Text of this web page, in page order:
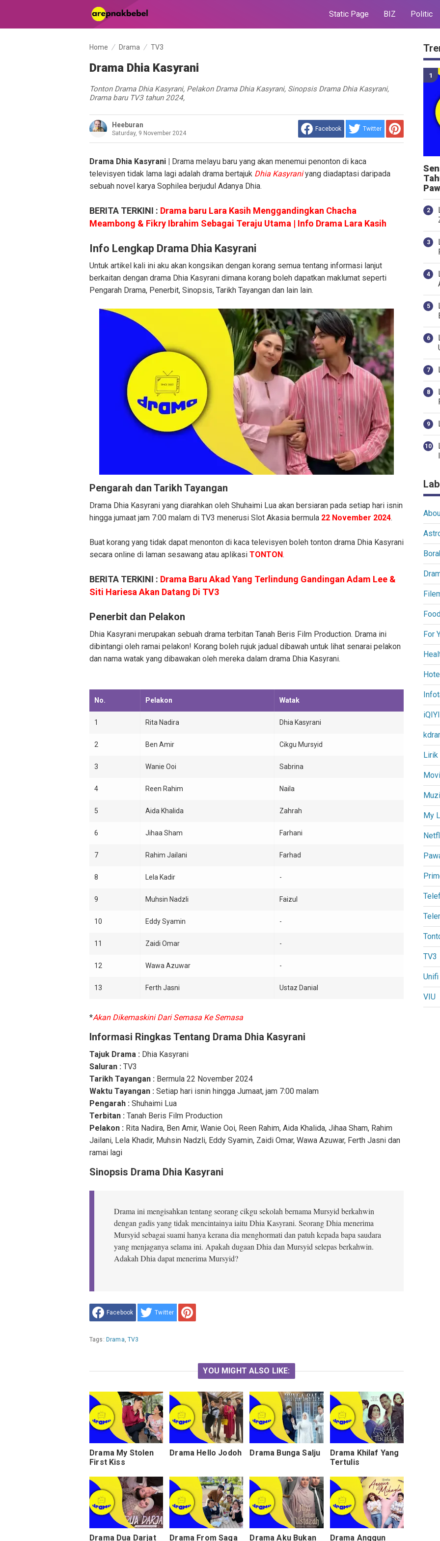
Static Page BIZ Politic
Home Drama TV3
Drama Dhia Kasyrani
Tonton Drama Dhia Kasyrani, Pelakon Drama Dhia Kasyrani, Sinopsis Drama Dhia Kasyrani,
Drama baru TV3 tahun 2024,
Heeburan
Saturday, 9 November 2024
Facebook Twitter
Drama Dhia Kasyrani | Drama melayu baru yang akan menemui penonton di kaca
televisyen tidak lama lagi adalah drama bertajuk Dhia Kasyraniyang diadaptasi daripada
sebuah novel karya Sophilea berjudul Adanya Dhia.
BERITA TERKINI : Drama baru Lara Kasih Menggandingkan Chacha
Meambong & Fikry Ibrahim Sebagai Teraju Utama | Info Drama Lara Kasih
Info Lengkap Drama Dhia Kasyrani
Untuk artikel kali ini aku akan kongsikan dengan korang semua tentang informasi lanjut
berkaitan dengan drama Dhia Kasyrani dimana korang boleh dapatkan maklumat seperti
Pengarah Drama, Penerbit, Sinopsis, Tarikh Tayangan dan lain lain.
Pengarah dan Tarikh Tayangan
Drama Dhia Kasyrani yang diarahkan oleh Shuhaimi Lua akan bersiaran pada setiap hari isnin
hingga jumaat jam 7:00 malam di TV3 menerusi Slot Akasia bermula 22 November 2024.
Buat korang yang tidak dapat menonton di kaca televisyen boleh tonton drama Dhia Kasyrani
secara online di laman sesawang atau aplikasi TONTON.
BERITA TERKINI : Drama Baru Akad Yang Terlindung Gandingan Adam Lee &
Siti Hariesa Akan Datang Di TV3
Penerbit dan Pelakon
Dhia Kasyrani merupakan sebuah drama terbitan Tanah Beris Film Production. Drama ini
dibintangi oleh ramai pelakon! Korang boleh rujuk jadual dibawah untuk lihat senarai pelakon
dan nama watak yang dibawakan oleh mereka dalam drama Dhia Kasyrani.
No. Pelakon Watak
1 Rita Nadira Dhia Kasyrani
2 Ben Amir Cikgu Mursyid
3 Wanie Ooi Sabrina
4 Reen Rahim Naila
5 Aida Khalida Zahrah
6 Jihaa Sham Farhani
7 Rahim Jailani Farhad
8 Lela Kadir -
9 Muhsin Nadzli Faizul
10 Eddy Syamin -
11 Zaidi Omar -
12 Wawa Azuwar -
13 Ferth Jasni Ustaz Danial
*Akan Dikemaskini Dari Semasa Ke Semasa
Informasi Ringkas Tentang Drama Dhia Kasyrani
Tajuk Drama : Dhia Kasyrani
Saluran : TV3
Tarikh Tayangan : Bermula 22 November 2024
Waktu Tayangan : Setiap hari isnin hingga Jumaat, jam 7:00 malam
Pengarah : Shuhaimi Lua
Terbitan : Tanah Beris Film Production
Pelakon : Rita Nadira, Ben Amir, Wanie Ooi, Reen Rahim, Aida Khalida, Jihaa Sham, Rahim
Jailani, Lela Khadir, Muhsin Nadzli, Eddy Syamin, Zaidi Omar, Wawa Azuwar, Ferth Jasni dan
ramai lagi
Sinopsis Drama Dhia Kasyrani
Drama ini mengisahkan tentang seorang cikgu sekolah bernama Mursyid berkahwin
dengan gadis yang tidak mencintainya iaitu Dhia Kasyrani. Seorang Dhia menerima
Mursyid sebagai suami hanya kerana dia menghormati dan patuh kepada bapa saudara
yang menjaganya selama ini. Apakah dugaan Dhia dan Mursyid selepas berkahwin.
Adakah Dhia dapat menerima Mursyid?
Facebook Twitter
Tags: Drama,TV3
YOU MIGHT ALSO LIKE:
Drama My Stolen
First Kiss
Drama Hello Jodoh Drama Bunga Salju
Drama Khilaf Yang
Tertulis
Drama Dua Darjat Drama From Saga Drama Aku Bukan Drama Anggun
For
iQIYI
Lirik
My
TV3
Unifi
VIU